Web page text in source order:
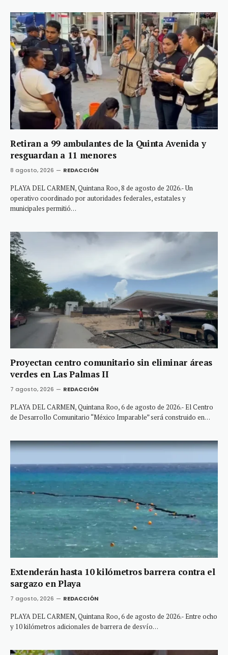
Retiran a 99 ambulantes de la Quinta Avenida y
resguardan a 11 menores
8 agosto, 2026 REDACCIÓN
PLAYA DEL CARMEN, Quintana Roo, 8 de agosto de 2026.- Un
operativo coordinado por autoridades federales, estatales y
municipales permitió…
Proyectan centro comunitario sin eliminar áreas
verdes en Las Palmas II
7 agosto, 2026 REDACCIÓN
PLAYA DEL CARMEN, Quintana Roo, 6 de agosto de 2026.- El Centro
de Desarrollo Comunitario “México Imparable” será construido en…
Extenderán hasta 10 kilómetros barrera contra el
sargazo en Playa
7 agosto, 2026 REDACCIÓN
PLAYA DEL CARMEN, Quintana Roo, 6 de agosto de 2026.- Entre ocho
y 10 kilómetros adicionales de barrera de desvío…